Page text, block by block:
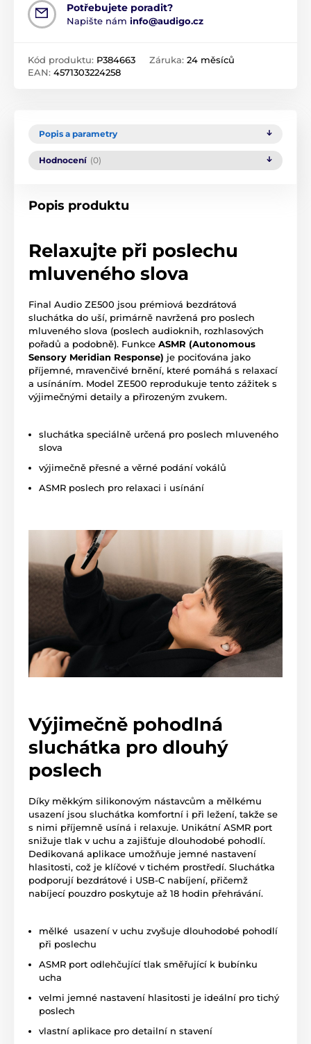
Potřebujete poradit?
Napište nám info@audigo.cz
Kód produktu: P384663
EAN: 4571303224258
Záruka: 24 měsíců
Popis a parametry
Hodnocení (0)
Popis produktu
Relaxujte při poslechu
mluveného slova
Final Audio ZE500 jsou prémiová bezdrátová
sluchátka do uší, primárně navržená pro poslech
mluveného slova (poslech audioknih, rozhlasových
pořadů a podobně). Funkce ASMR (Autonomous
Sensory Meridian Response) je pociťována jako
příjemné, mravenčivé brnění, které pomáhá s relaxací
a usínáním. Model ZE500 reprodukuje tento zážitek s
výjimečnými detaily a přirozeným zvukem.
sluchátka speciálně určená pro poslech mluveného
slova
výjimečně přesné a věrné podání vokálů
ASMR poslech pro relaxaci i usínání
Výjimečně pohodlná
sluchátka pro dlouhý
poslech
Díky měkkým silikonovým nástavcům a mělkému
usazení jsou sluchátka komfortní i při ležení, takže se
s nimi příjemně usíná i relaxuje. Unikátní ASMR port
snižuje tlak v uchu a zajišťuje dlouhodobé pohodlí.
Dedikovaná aplikace umožňuje jemné nastavení
hlasitosti, což je klíčové v tichém prostředí. Sluchátka
podporují bezdrátové i USB-C nabíjení, přičemž
nabíjecí pouzdro poskytuje až 18 hodin přehrávání.
mělké usazení v uchu zvyšuje dlouhodobé pohodlí
při poslechu
ASMR port odlehčující tlak směřující k bubínku
ucha
velmi jemné nastavení hlasitosti je ideální pro tichý
poslech
vlastní aplikace pro detailní n stavení